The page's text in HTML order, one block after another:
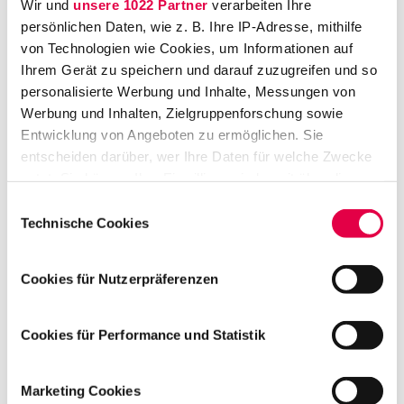
Wir und unsere 1022 Partner verarbeiten Ihre
persönlichen Daten, wie z. B. Ihre IP-Adresse, mithilfe
von Technologien wie Cookies, um Informationen auf
Ihrem Gerät zu speichern und darauf zuzugreifen und so
personalisierte Werbung und Inhalte, Messungen von
Werbung und Inhalten, Zielgruppenforschung sowie
Entwicklung von Angeboten zu ermöglichen. Sie
entscheiden darüber, wer Ihre Daten für welche Zwecke
Trigger Symbol ändern oder widerrufen
Informationen über Ihre geografische Lage
können
bestimmten Merkmalen (Fingerprinting) identifizieren
Erfahren Sie mehr darüber, wie Ihre persönlichen Daten
Technische Cookies
Cookies für Nutzerpräferenzen
Cookies für Performance und Statistik
Marketing Cookies
0
3
2
9
F
r
k
f
M
n